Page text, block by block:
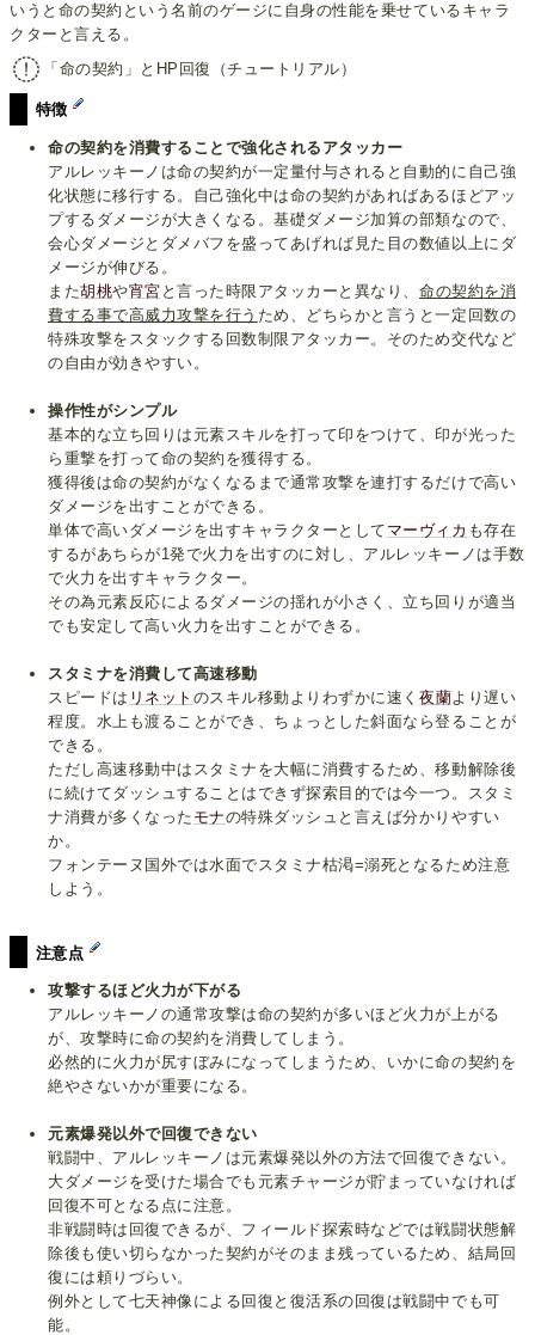
いうと命の契約という名前のゲージに自身の性能を乗せているキャラ
クターと言える。
「命の契約」とHP回復（チュートリアル）
特徴
命の契約を消費することで強化されるアタッカー
アルレッキーノは命の契約が一定量付与されると自動的に自己強
化状態に移行する。自己強化中は命の契約があればあるほどアッ
プするダメージが大きくなる。基礎ダメージ加算の部類なので、
会心ダメージとダメバフを盛ってあげれば見た目の数値以上にダ
メージが伸びる。
また胡桃や宵宮 と言った時限アタッカーと異なり、 命の契約を消
費する事で高威力攻撃を行う ため、どちらかと言うと一定回数の
特殊攻撃をスタックする回数制限アタッカー。そのため交代など
の自由が効きやすい。
操作性がシンプル
基本的な立ち回りは元素スキルを打って印をつけて、印が光った
ら重撃を打って命の契約を獲得する。
獲得後は命の契約がなくなるまで通常攻撃を連打するだけで高い
ダメージを出すことができる。
単体で高いダメージを出すキャラクターとして マーヴィカ も存在
するがあちらが1発で火力を出すのに対し、アルレッキーノは手数
で火力を出すキャラクター。
その為元素反応によるダメージの揺れが小さく、立ち回りが適当
でも安定して高い火力を出すことができる。
スタミナを消費して高速移動
スピードは リネット のスキル移動よりわずかに速く 夜蘭より遅い
程度。水上も渡ることができ、ちょっとした斜面なら登ることが
できる。
ただし高速移動中はスタミナを大幅に消費するため、移動解除後
に続けてダッシュすることはできず探索目的では今一つ。スタミ
ナ消費が多くなった モナの特殊ダッシュと言えば分かりやすい
か。
フォンテーヌ国外では水面でスタミナ枯渇=溺死となるため注意
しよう。
注意点
攻撃するほど火力が下がる
アルレッキーノの通常攻撃は命の契約が多いほど火力が上がる
が、攻撃時に命の契約を消費してしまう。
必然的に火力が尻すぼみになってしまうため、いかに命の契約を
絶やさないかが重要になる。
元素爆発以外で回復できない
戦闘中、アルレッキーノは元素爆発以外の方法で回復できない。
大ダメージを受けた場合でも元素チャージが貯まっていなければ
回復不可となる点に注意。
非戦闘時は回復できるが、フィールド探索時などでは戦闘状態解
除後も使い切らなかった契約がそのまま残っているため、結局回
復には頼りづらい。
例外として七天神像による回復と復活系の回復は戦闘中でも可
能。